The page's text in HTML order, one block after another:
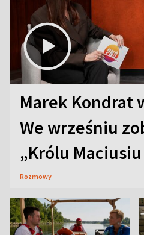
Marek Kondrat
We wrześniu
„Królu Maciusiu
Rozmowy